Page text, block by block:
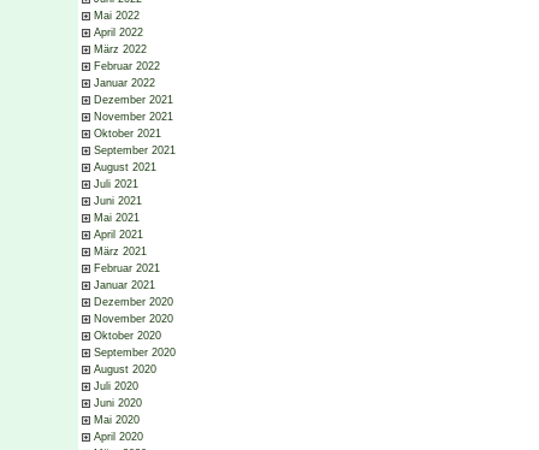
Mai 2022
April 2022
März 2022
Februar 2022
Januar 2022
Dezember 2021
November 2021
Oktober 2021
September 2021
August 2021
Juli 2021
Juni 2021
Mai 2021
April 2021
März 2021
Februar 2021
Januar 2021
Dezember 2020
November 2020
Oktober 2020
September 2020
August 2020
Juli 2020
Juni 2020
Mai 2020
April 2020